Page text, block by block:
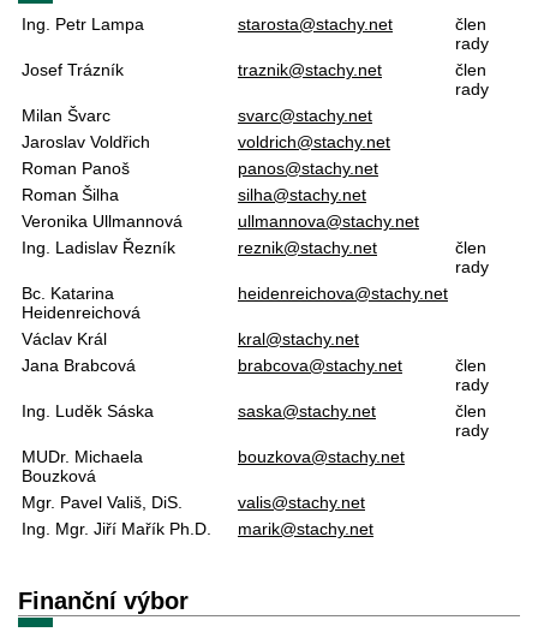
Ing. Petr Lampa starosta@stachy.net
člen
rady
Josef Trázník
traznik@stachy.net
člen
rady
Milan Švarc
svarc@stachy.net
Jaroslav Voldřich
voldrich@stachy.net
Roman Panoš
panos@stachy.net
Roman Šilha
silha@stachy.net
Veronika Ullmannová
ullmannova@stachy.net
Ing. Ladislav Řezník
reznik@stachy.net
člen
rady
Bc. Katarina
Heidenreichová
heidenreichova@stachy.net
Václav Král
kral@stachy.net
Jana Brabcová
brabcova@stachy.net
člen
rady
Ing. Luděk Sáska
saska@stachy.net
člen
rady
MUDr. Michaela
Bouzková
bouzkova@stachy.net
Mgr. Pavel Vališ, DiS.
valis@stachy.net
Ing. Mgr. Jiří Mařík Ph.D.
marik@stachy.net
Finanční výbor